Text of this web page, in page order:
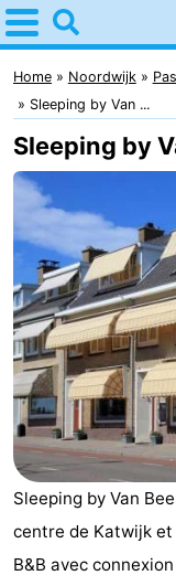
Home
Noordwijk
Astuces
Avec
les
enfants
Passer
nuit
Appartements
Campings
Chambre
d'hôtes
Chaumières
-
Gouden
De
-
Home Noordwijk
Sleeping by Van ...
Sleeping by
Sleeping by Van
centre de Katwijk
B&B avec